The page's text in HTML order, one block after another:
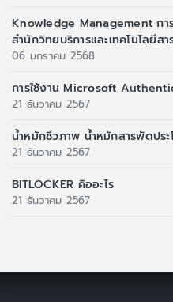
Knowledge Management กา
สำนักวิทยบริการและเทคโนโลยีสา
06 มกราคม 2568
การใช้งาน Microsoft
21 ธันวาคม 2567
น้ำหมักชีวภาพ น้ำหมักสารพัดประ
21 ธันวาคม 2567
BITLOCKER คิออะไร
21 ธันวาคม 2567